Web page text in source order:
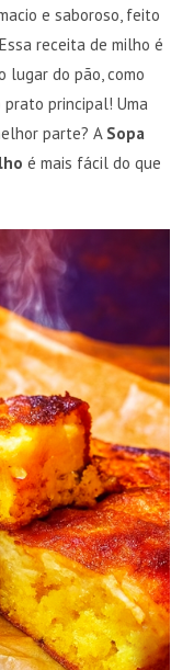
e saboroso, feito
receita de milho é
lugar do pão, como
prato principal! Uma
parte? A Sopa
é mais fácil do que